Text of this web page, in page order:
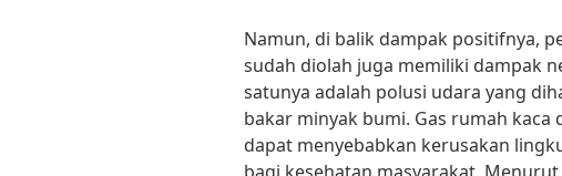
Namun, di balik dampak positifnya,
sudah diolah juga memiliki dampak
satunya adalah polusi udara yang
bakar minyak bumi. Gas rumah
dapat menyebabkan kerusakan